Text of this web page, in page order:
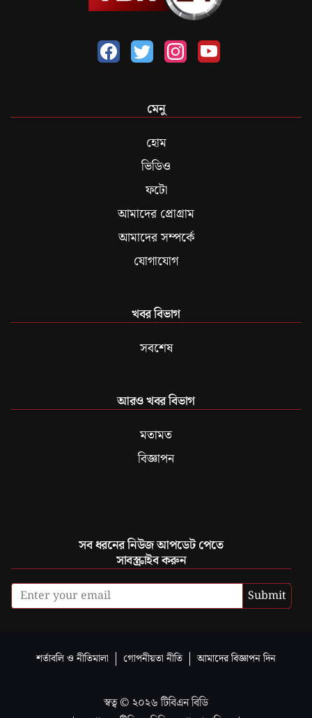
মেনু
হোম
ভিডিও
ফটো
আমাদের প্রোগ্রাম
আমাদের সম্পর্কে
যোগাযোগ
খবর বিভাগ
সবশেষ
আরও খবর বিভাগ
মতামত
বিজ্ঞাপন
সব ধরনের নিউজ আপডেট পেতে
সাবস্ক্রাইব করুন
Submit
শর্তাবলি ও নীতিমালা গোপনীয়তা নীতি আমাদের বিজ্ঞাপন দিন
স্বত্ব © ২০২৬ টিবিএন বিডি